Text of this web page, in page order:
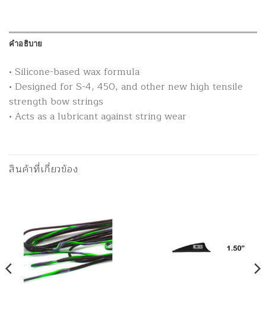
คำอธิบาย
• Silicone-based wax formula
• Designed for S-4, 450, and other new high tensile
strength bow strings
• Acts as a lubricant against string wear
สินค้าที่เกี่ยวข้อง